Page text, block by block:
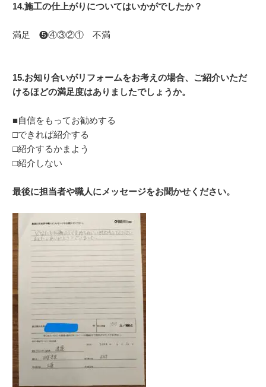
14.施工の仕上がりについてはいかがでしたか？
満足 ❺④③②① 不満
15.お知り合いがリフォームをお考えの場合、ご紹介いただ
けるほどの満足度はありましたでしょうか。
■自信をもってお勧めする
□できれば紹介する
□紹介するかまよう
□紹介しない
最後に担当者や職人にメッセージをお聞かせください。